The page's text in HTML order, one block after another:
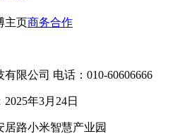
主页商务合作
限公司 电话：010-60606666
年3月24日
路小米智慧产业园